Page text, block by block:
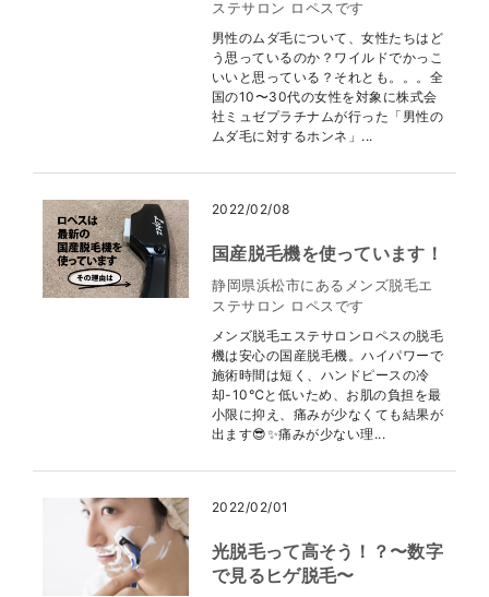
ステサロン ロペスです
男性のムダ毛について、女性たちはど
う思っているのか？ワイルドでかっこ
いいと思っている？それとも。。。全
国の10〜30代の女性を対象に株式会
社ミュゼプラチナムが行った「男性の
ムダ毛に対するホンネ」...
2022/02/08
国産脱毛機を使っています！
静岡県浜松市にあるメンズ脱毛エ
ステサロン ロペスです
メンズ脱毛エステサロンロペスの脱毛
機は安心の国産脱毛機。ハイパワーで
施術時間は短く、ハンドピースの冷
却-10℃と低いため、お肌の負担を最
小限に抑え、痛みが少なくても結果が
出ます😎✨痛みが少ない理...
2022/02/01
光脱毛って高そう！？〜数字
で見るヒゲ脱毛〜